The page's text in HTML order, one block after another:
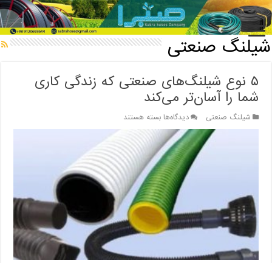
خانه / شیلنگ صنعتی
شیلنگ صنعتی
۵ نوع شیلنگ‌های صنعتی که زندگی کاری
شما را آسان‌تر می‌کند
شیلنگ صنعتی دیدگاه‌هابرای
۵
نوع
شیلنگ‌های
صنعتی
که
زندگی
کاری
شما
را
آسان‌تر
می‌کند
بسته هستند